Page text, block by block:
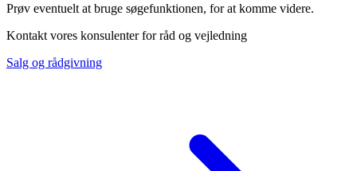
Prøv eventuelt at bruge søgefunktionen, for at komme videre.
Kontakt vores konsulenter for råd og vejledning
Salg og rådgivning